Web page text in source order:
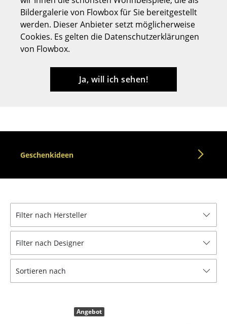
Hocker
Bänke & Liegen
Sitzsäcke
Kinderstühle
Konferenzstühle
Bürosessel
... alle Sitzmöbel
Tische
Esstische
Beistelltische
Bildergalerie von Flowbox für Sie bereitgestellt
werden. Dieser Anbieter setzt möglicherweise
Cookies. Es gelten die Datenschutzerklärungen
von Flowbox.
Ja, will ich sehen!
Geschenkideen
Filter nach Hersteller
Filter nach Designer
Sortieren nach
Angebot